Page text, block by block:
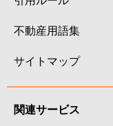
不動産用語集
サイトマップ
関連サービス